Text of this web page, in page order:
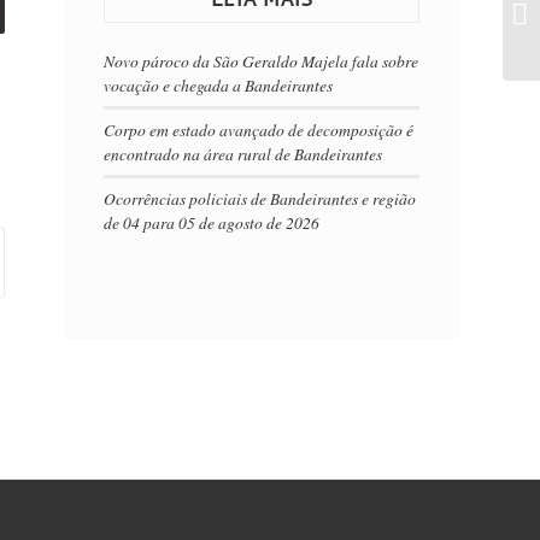
Novo pároco da São Geraldo Majela fala sobre
vocação e chegada a Bandeirantes
Corpo em estado avançado de decomposição é
encontrado na área rural de Bandeirantes
Ocorrências policiais de Bandeirantes e região
de 04 para 05 de agosto de 2026